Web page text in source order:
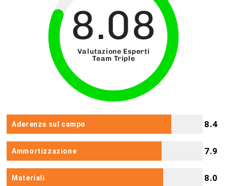
8.08
Valutazione Esperti
Team Triple
Aderenza sul campo 8.4
Ammortizzazione 7.9
Materiali 8.0